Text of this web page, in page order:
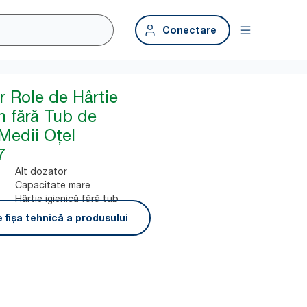
Conectare
Role de Hârtie
fără Tub de
Oțel
Alt dozator
Capacitate mare
Hârtie igienică fără tub
fișa tehnică a produsului